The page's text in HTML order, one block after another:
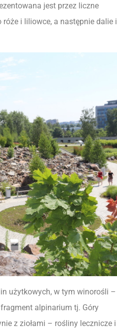
jest przez liczne
róże i liliowce, a następnie dalie i
użytkowych, w tym winorośli –
alpinarium tj. Góry
z ziołami – rośliny lecznicze i